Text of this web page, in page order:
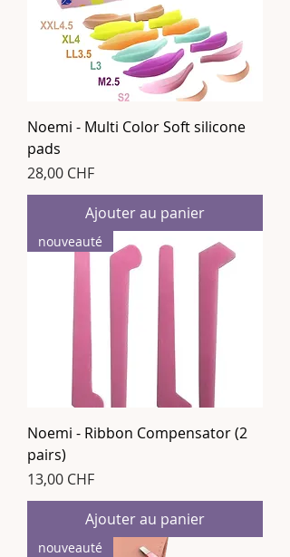
Noemi - Multi Color Soft silicone
pads
Prix
28,00 CHF
Ajouter au panier
nouveauté
Noemi - Ribbon Compensator (2
pairs)
Prix
13,00 CHF
Ajouter au panier
nouveauté